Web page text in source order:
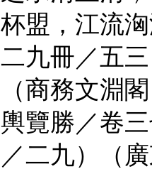
杯盟，江流
二九冊／五
（商務文淵
輿覽勝／卷
／二九）（